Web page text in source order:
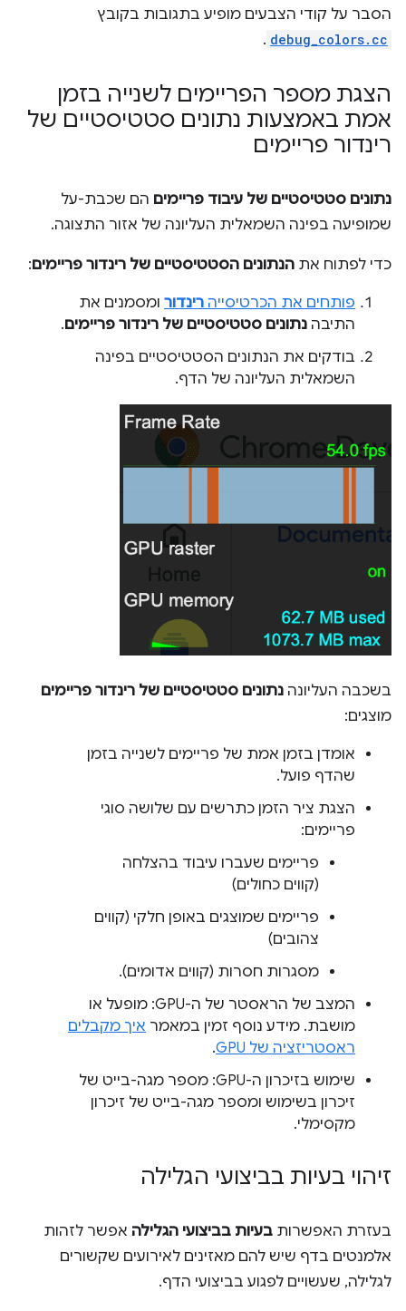
הסבר על קודי הצבעים מופיע בתגובות בקובץ
debug_colors.cc
.
הצגת מספר הפריימים לשנייה בזמן
אמת באמצעות נתונים סטטיסטיים של
רינדור פריימים
נתונים סטטיסטיים של עיבוד פריימים הם שכבת-על
שמופיעה בפינה השמאלית העליונה של אזור התצוגה.
כדי לפתוח את הנתונים הסטטיסטיים של רינדור פריימים:
פותחים את הכרטיסייה רינדור ומסמנים את
התיבה נתונים סטטיסטיים של רינדור פריימים.
בודקים את הנתונים הסטטיסטיים בפינה
השמאלית העליונה של הדף.
בשכבה העליונה נתונים סטטיסטיים של רינדור פריימים
מוצגים:
אומדן בזמן אמת של פריימים לשנייה בזמן
שהדף פועל.
הצגת ציר הזמן כתרשים עם שלושה סוגי
פריימים:
פריימים שעברו עיבוד בהצלחה
(קווים כחולים)
פריימים שמוצגים באופן חלקי (קווים
צהובים)
מסגרות חסרות (קווים אדומים).
המצב של הראסטר של ה-GPU: מופעל או
מושבת. מידע נוסף זמין במאמר איך מקבלים
ראסטריזציה של GPU
.
שימוש בזיכרון ה-GPU: מספר מגה-בייט של
זיכרון בשימוש ומספר מגה-בייט של זיכרון
מקסימלי.
זיהוי בעיות בביצועי הגלילה
בעזרת האפשרות בעיות בביצועי הגלילה אפשר לזהות
אלמנטים בדף שיש להם מאזינים לאירועים שקשורים
לגלילה, שעשויים לפגוע בביצועי הדף.